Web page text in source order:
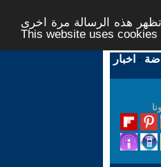
هذه الرسالة مرة اخرى -
This website uses
- اخبار